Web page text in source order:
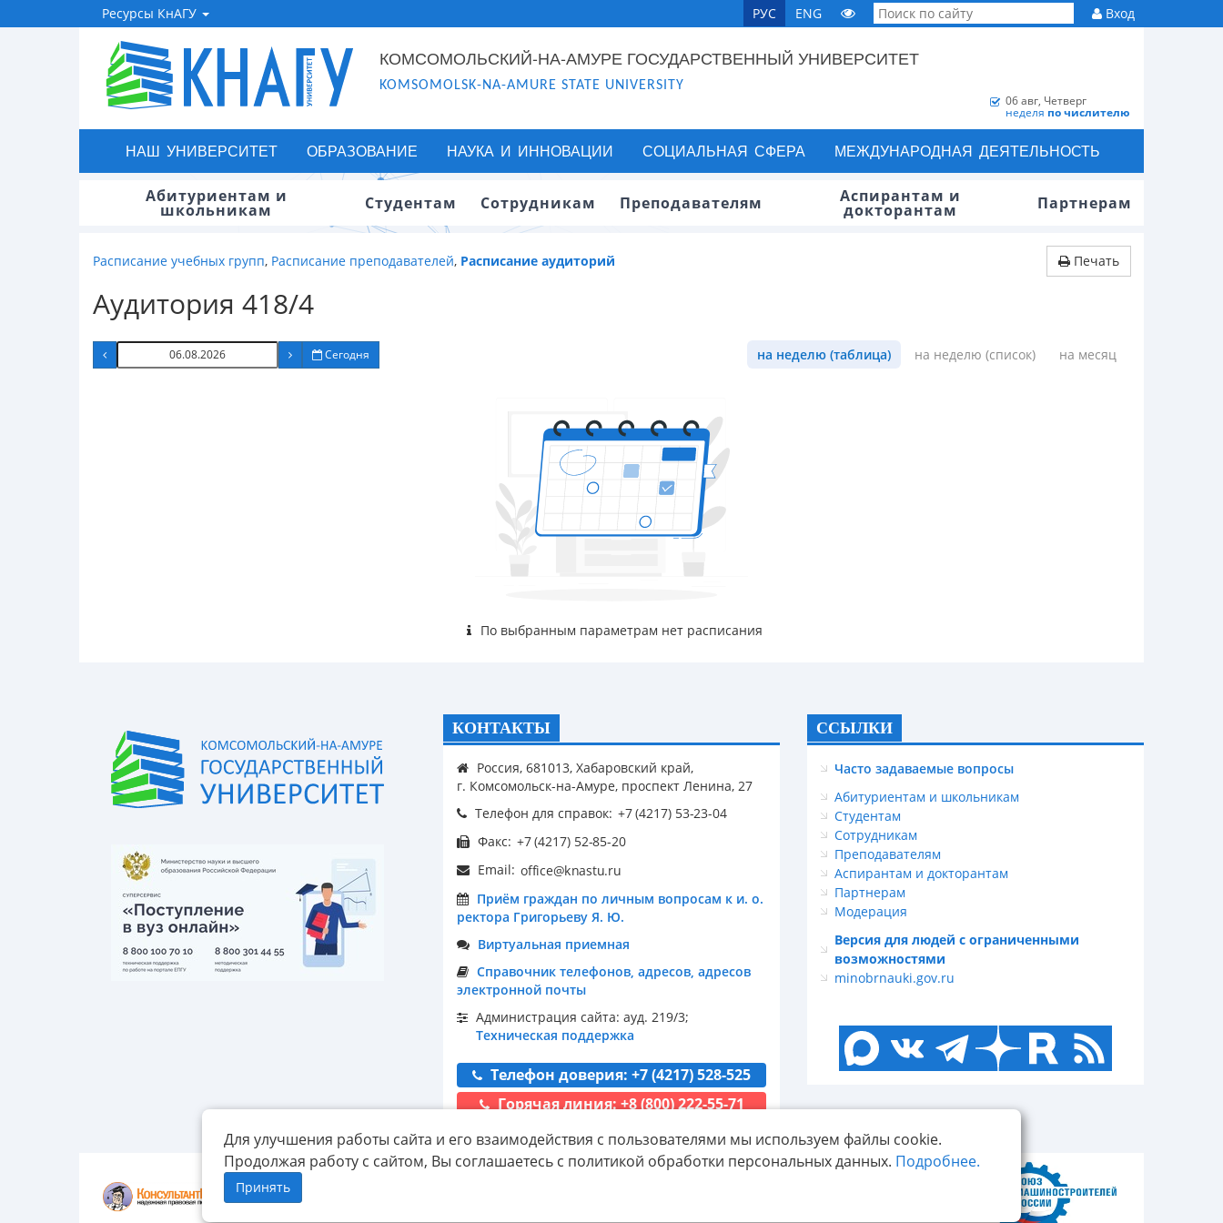
Ресурсы КнАГУ РУС ENG Вход
КОМСОМОЛЬСКИЙ-НА-АМУРЕ ГОСУДАРСТВЕННЫЙ УНИВЕРСИТЕТ
KOMSOMOLSK-NA-AMURE STATE UNIVERSITY
06 авг, Четверг
неделя по числителю
НАШ УНИВЕРСИТЕТ ОБРАЗОВАНИЕ НАУКА И ИННОВАЦИИ СОЦИАЛЬНАЯ СФЕРА МЕЖДУНАРОДНАЯ ДЕЯТЕЛЬНОСТЬ
Абитуриентам и
школьникам Студентам Сотрудникам Преподавателям Аспирантам и
докторантам Партнерам
Расписание учебных групп, Расписание преподавателей, Расписание аудиторий Печать
Аудитория 418/4
Сегодня на неделю (таблица) на неделю (список) на месяц
По выбранным параметрам нет расписания
Для улучшения работы сайта и его взаимодействия с пользователями мы используем файлы cookie.
Продолжая работу с сайтом, Вы соглашаетесь с политикой обработки персональных данных. Подробнее.
Принять
КОНТАКТЫ
Россия, 681013, Хабаровский край,
г. Комсомольск-на-Амуре, проспект Ленина, 27
Телефон для справок:
Факс:
Email:
Приём граждан по личным вопросам к и. о.
ректора Григорьеву Я. Ю.
Виртуальная приемная
Справочник телефонов, адресов, адресов
электронной почты
Администрация сайта: ауд. 219/3;
Техническая поддержка
Телефон доверия: +7 (4217) 528-525
Горячая линия: +8 (800) 222-55-71
ССЫЛКИ
Часто задаваемые вопросы
Абитуриентам и школьникам
Студентам
Сотрудникам
Преподавателям
Аспирантам и докторантам
Партнерам
Модерация
Версия для людей с ограниченными
возможностями
minobrnauki.gov.ru